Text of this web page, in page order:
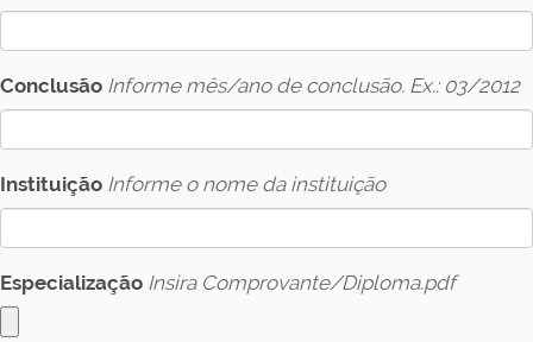
Conclusão Informe mês/ano de conclusão. Ex.: 03/2012
Instituição Informe o nome da instituição
Especialização Insira Comprovante/Diploma.pdf